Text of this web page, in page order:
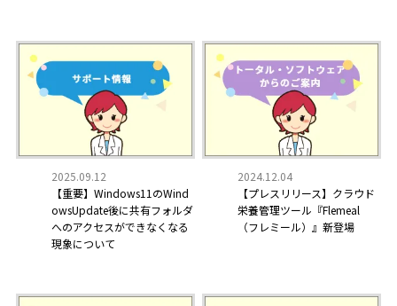
2025.09.12
【重要】Windows11のWind
owsUpdate後に共有フォルダ
へのアクセスができなくなる
現象について
2024.12.04
【プレスリリース】クラウド
栄養管理ツール『Flemeal
（フレミール）』新登場